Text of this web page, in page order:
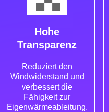
Hohe
Transparenz
Reduziert den
Windwiderstand und
verbessert die
Fähigkeit zur
Eigenwärmeableitung.